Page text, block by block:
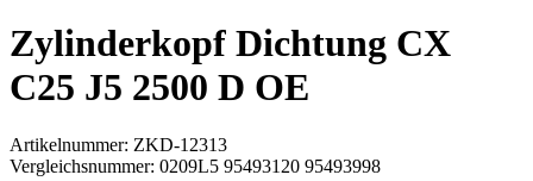
Zylinderkopf Dichtung CX
C25 J5 2500 D OE
Artikelnummer: ZKD-12313
Vergleichsnummer: 0209L5 95493120 95493998